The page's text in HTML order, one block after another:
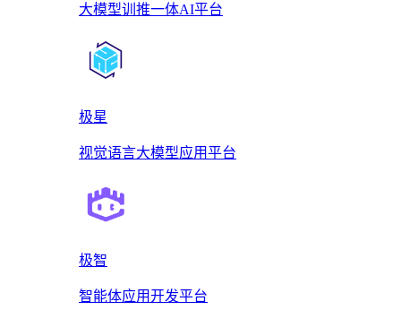
大模型训推一体AI平台
极星
视觉语言大模型应用平台
极智
智能体应用开发平台